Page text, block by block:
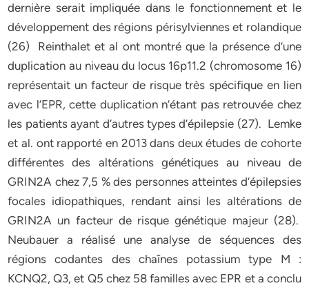
dernière serait impliquée dans le fonctionnement et le
développement des régions périsylviennes et rolandique
(26) Reinthalet et al ont montré que la présence d’une
duplication au niveau du locus 16p11.2 (chromosome 16)
représentait un facteur de risque très spécifique en lien
avec l’EPR, cette duplication n’étant pas retrouvée chez
les patients ayant d’autres types d’épilepsie (27). Lemke
et al. ont rapporté en 2013 dans deux études de cohorte
différentes des altérations génétiques au niveau de
GRIN2A chez 7,5 % des personnes atteintes d’épilepsies
focales idiopathiques, rendant ainsi les altérations de
GRIN2A un facteur de risque génétique majeur (28).
Neubauer a réalisé une analyse de séquences des
régions codantes des chaînes potassium type M :
KCNQ2, Q3, et Q5 chez 58 familles avec EPR et a conclu